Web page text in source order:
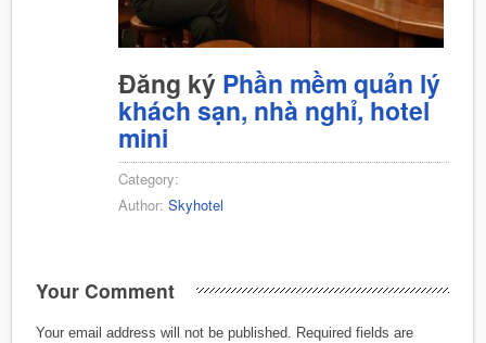
Đăng ký Phần mềm quản lý
khách sạn, nhà nghỉ, hotel
mini
Category:
Author: Skyhotel
Your Comment
Your email address will not be published.
Required fields are